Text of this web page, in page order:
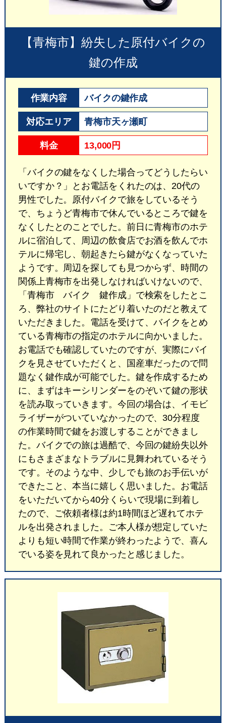
【青梅市】紛失した原付バイクの
鍵の作成
作業内容 バイクの鍵作成
対応エリア 青梅市天ヶ瀬町
料金 13,000円
「バイクの鍵をなくした場合ってどうしたらい
いですか？」とお電話をくれたのは、20代の
男性でした。原付バイクで旅をしているそう
で、ちょうど青梅市で休んでいるところで鍵を
なくしたとのことでした。前日に青梅市のホテ
ルに宿泊して、周辺の飲食店でお酒を飲んでホ
テルに帰宅し、朝起きたら鍵がなくなっていた
ようです。周辺を探しても見つからず、時間の
関係上青梅市を出発しなければいけないので、
「青梅市 バイク 鍵作成」で検索をしたとこ
ろ、弊社のサイトにたどり着いたのだと教えて
いただきました。電話を受けて、バイクをとめ
ている青梅市の指定のホテルに向かいました。
お電話でも確認していたのですが、実際にバイ
クを見させていただくと、国産車だったので問
題なく鍵作成が可能でした。鍵を作成するため
に、まずはキーシリンダーをのぞいて鍵の形状
を読み取っていきます。今回の場合は、イモビ
ライザーがついていなかったので、30分程度
の作業時間で鍵をお渡しすることができまし
た。バイクでの旅は過酷で、今回の鍵紛失以外
にもさまざまなトラブルに見舞われているそう
です。そのような中、少しでも旅のお手伝いが
できたこと、本当に嬉しく思いました。お電話
をいただいてから40分くらいで現場に到着し
たので、ご依頼者様は約1時間ほど遅れてホテ
ルを出発されました。ご本人様が想定していた
よりも短い時間で作業が終わったようで、喜ん
でいる姿を見れて良かったと感じました。